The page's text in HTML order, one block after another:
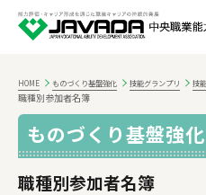
HOME ものづくり基盤強化 技能グランプリ 技
職種別参加者名簿
ものづくり基盤強化
職種別参加者名簿